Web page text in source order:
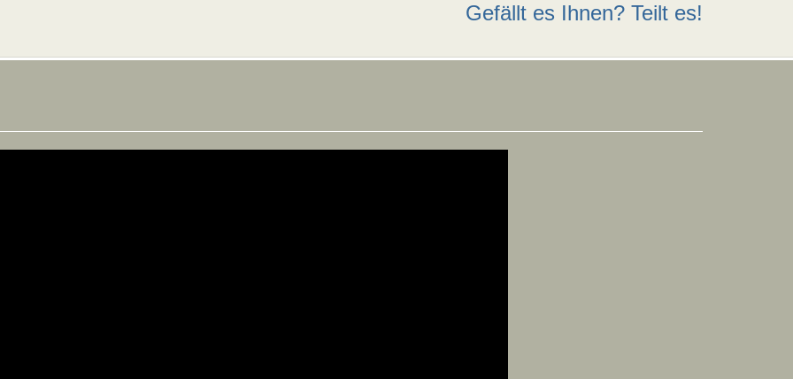
Gefällt es Ihnen? Teilt es!